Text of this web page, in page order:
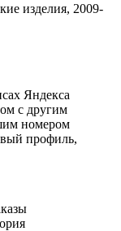
изделия, 2009-
Яндекса
с другим
номером
профиль,